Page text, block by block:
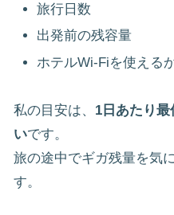
旅行日数
出発前の残容量
ホテルWi-Fiを使える
私の目安は、 1日あたり
いです。
旅の途中でギガ残量を気
す。